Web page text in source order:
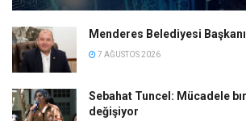
Menderes Belediyesi
7 AĞUSTOS 2026
Sebahat Tuncel: Mücadele
değişiyor